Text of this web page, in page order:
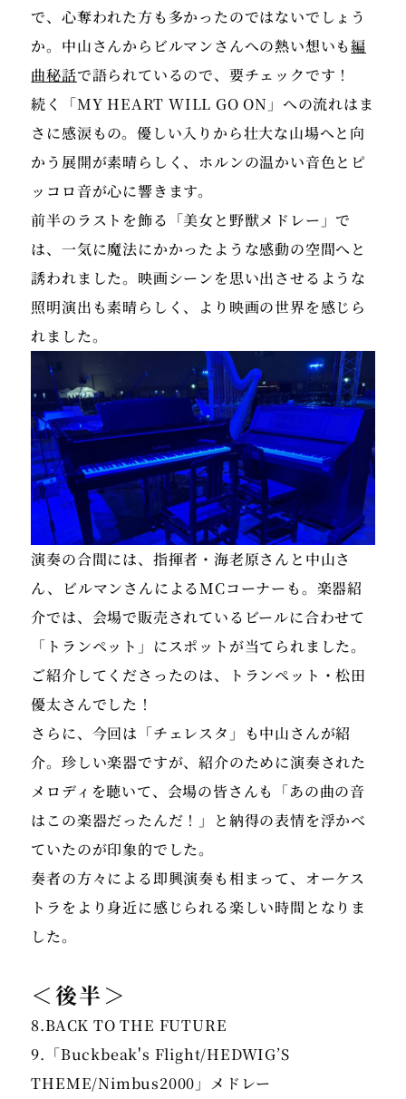
で、心奪われた方も多かったのではないでしょう
か。中山さんからビルマンさんへの熱い想いも編
曲秘話で語られているので、要チェックです！
続く「MY HEART WILL GO ON」への流れはま
さに感涙もの。優しい入りから壮大な山場へと向
かう展開が素晴らしく、ホルンの温かい音色とピ
ッコロ音が心に響きます。
前半のラストを飾る「美女と野獣メドレー」で
は、一気に魔法にかかったような感動の空間へと
誘われました。映画シーンを思い出させるような
照明演出も素晴らしく、より映画の世界を感じら
れました。
演奏の合間には、指揮者・海老原さんと中山さ
ん、ビルマンさんによるMCコーナーも。楽器紹
介では、会場で販売されているビールに合わせて
「トランペット」にスポットが当てられました。
ご紹介してくださったのは、トランペット・松田
優太さんでした！
さらに、今回は「チェレスタ」も中山さんが紹
介。珍しい楽器ですが、紹介のために演奏された
メロディを聴いて、会場の皆さんも「あの曲の音
はこの楽器だったんだ！」と納得の表情を浮かべ
ていたのが印象的でした。
奏者の方々による即興演奏も相まって、オーケス
トラをより身近に感じられる楽しい時間となりま
＜後半＞
8.BACK TO THE FUTURE
9.「Buckbeak's Flight/HEDWIG’S
THEME/Nimbus2000」メドレー